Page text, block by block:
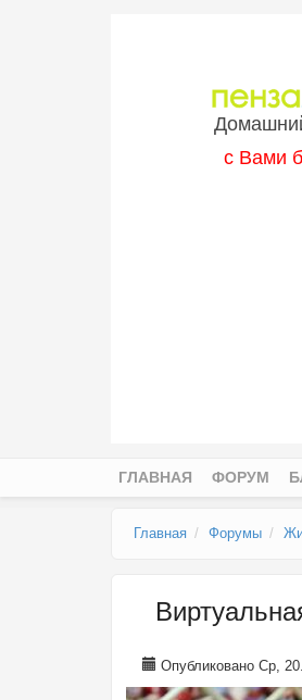
с Вами
ГЛАВНАЯ ФОРУМ
Главная Форумы
Опубликовано Ср,